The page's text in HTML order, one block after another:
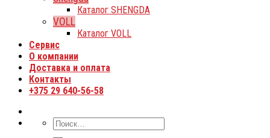
Каталог SHENGDA
VOLL
Каталог VOLL
Сервис
О компании
Доставка и оплата
Контакты
+375 29 640-56-58